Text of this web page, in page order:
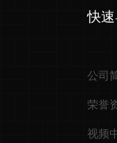
快
公司
荣誉
视频